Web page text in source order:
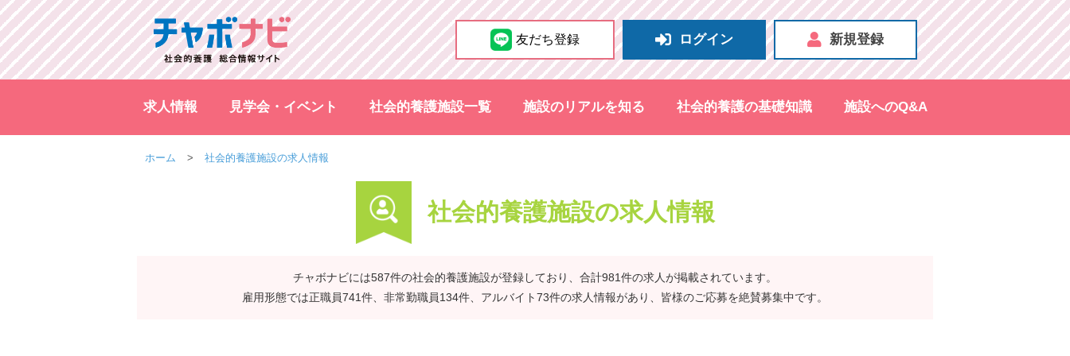
友だち登録 ログイン 新規登録
求人情報 見学会・イベント 社会的養護施設一覧 施設のリアルを知る 社会的養護の基礎知識 施設へのQ&A
ホーム 社会的養護施設の求人情報
社会的養護施設の求人情報
チャボナビには587件の社会的養護施設が登録しており、合計981件の求人が掲載されています。
雇用形態では正職員741件、非常勤職員134件、アルバイト73件の求人情報があり、皆様のご応募を絶賛募集中です。